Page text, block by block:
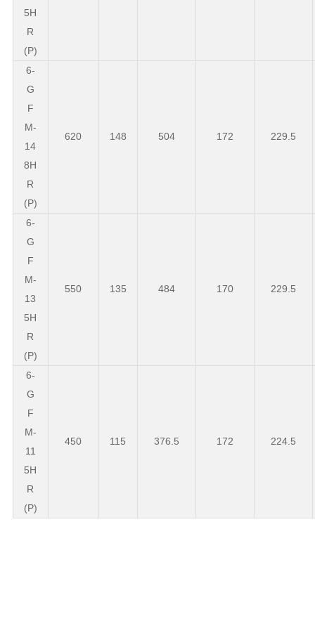
5H
R
(P)
6-
G
F
M-
14
8H
R
(P)
620 148 504 172 229.5
6-
G
F
M-
13
5H
R
(P)
550 135 484 170 229.5
6-
G
F
M-
11
5H
R
(P)
450 115 376.5 172 224.5